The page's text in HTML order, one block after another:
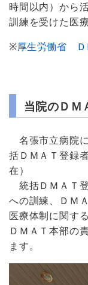
時間以内）から
訓練を受けた医
※厚生労働省 Ｄ
当院のＤＭ
名張市立病院
括ＤＭＡＴ登録
在）
統括ＤＭＡＴ
への訓練、ＤＭ
医療体制に関す
ＤＭＡＴ本部の
ます。